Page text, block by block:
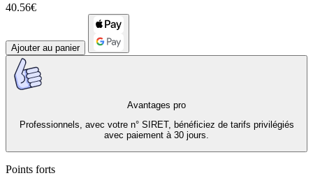
40.56€
Ajouter au panier
Avantages pro
Professionnels, avec votre n° SIRET, bénéficiez de tarifs privilégiés
avec paiement à 30 jours.
Points forts